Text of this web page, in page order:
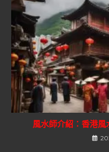
風水師介紹：香港風